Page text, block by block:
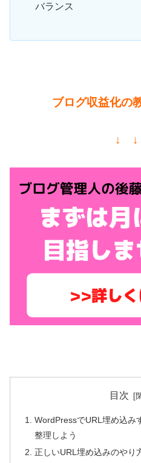
バランス
ブログ収益化の
↓
目次
WordPressでURL埋め込み
整理しよう
正しいURL埋め込みのやり